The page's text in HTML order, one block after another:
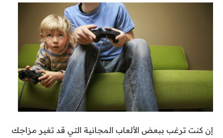
إن كنت ترغب ببعض الألعاب المجانية التي قد تغير مزاجك